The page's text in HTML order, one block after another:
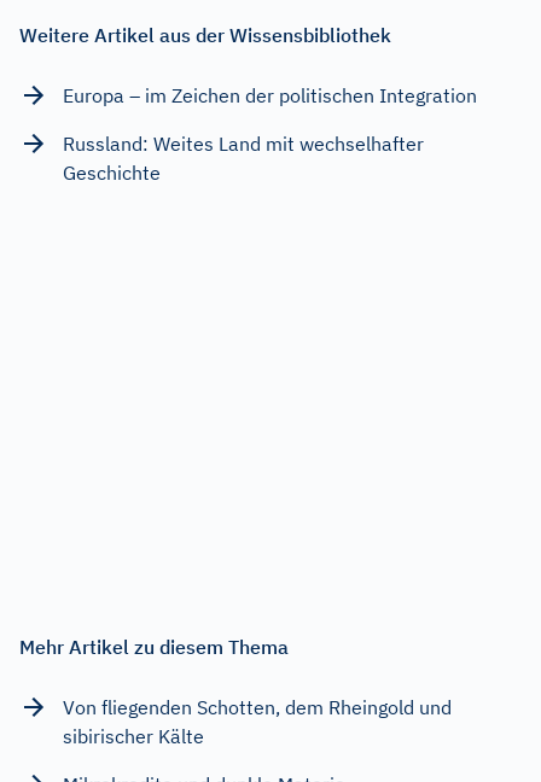
Weitere Artikel aus der Wissensbibliothek
Europa – im Zeichen der politischen Integration
Russland: Weites Land mit wechselhafter
Geschichte
Mehr Artikel zu diesem Thema
Von fliegenden Schotten, dem Rheingold und
sibirischer Kälte